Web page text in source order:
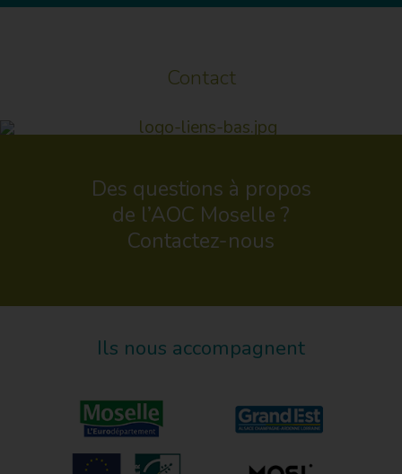
Contact
Des questions à propos
de l’AOC Moselle ?
Contactez-nous
Ils nous accompagnent